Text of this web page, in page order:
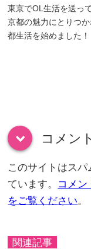
東京でOL生活を送っ
京都の魅力にとりつ
都生活を始めました！
down コメン
このサイトはス
ています。 コメン
をご覧ください。
関連記事